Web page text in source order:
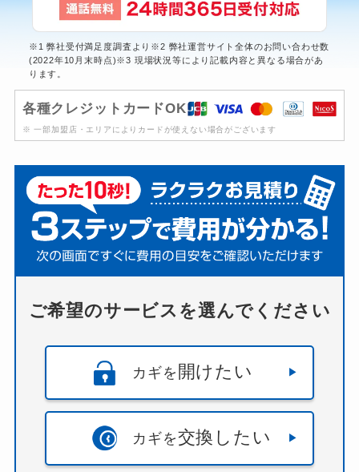
※1 弊社受付満足度調査より※2 弊社運営サイト全体のお問い合わせ数
(2022年10月末時点)※3 現場状況等により記載内容と異なる場合があ
ります。
各種クレジットカードOK
※ 一部加盟店・エリアによりカードが使えない場合がございます
ご希望のサービスを選んでください
カギを 開けたい
カギを交換したい